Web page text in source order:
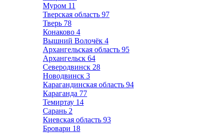
Муром 11
Тверская область 97
Тверь 78
Конаково 4
Вышний Волочёк 4
Архангельская область 95
Архангельск 64
Северодвинск 28
Новодвинск 3
Карагандинская область 94
Караганда 77
Темиртау 14
Сарань 2
Киевская область 93
Бровари 18